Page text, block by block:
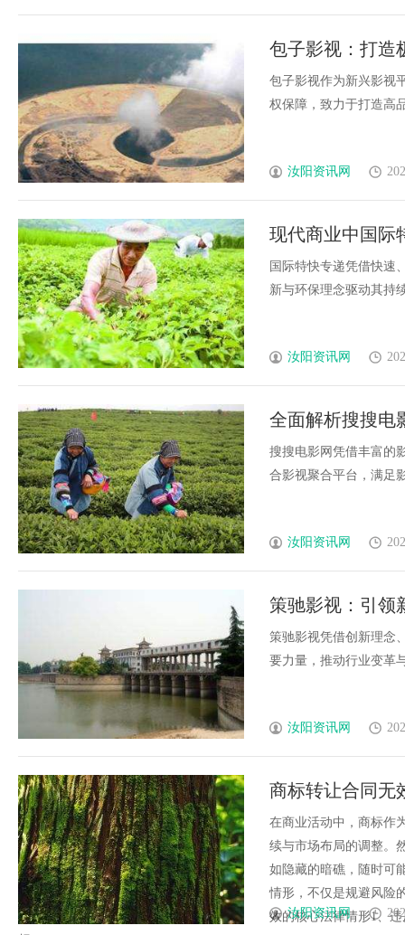
包子影视：打造
包子影视作为新兴影视
权保障，致力于打造高
汝阳资讯网
现代商业中国际
国际特快专递凭借快速
新与环保理念驱动其持
汝阳资讯网
全面解析搜搜电
搜搜电影网凭借丰富的
合影视聚合平台，满足
汝阳资讯网
策驰影视：引领
策驰影视凭借创新理念
要力量，推动行业变革
汝阳资讯网
商标转让合同无
在商业活动中，商标作
续与市场布局的调整。
如隐藏的暗礁，随时可
情形，不仅是规避风险
效的核心法律情形1、
汝阳资讯网